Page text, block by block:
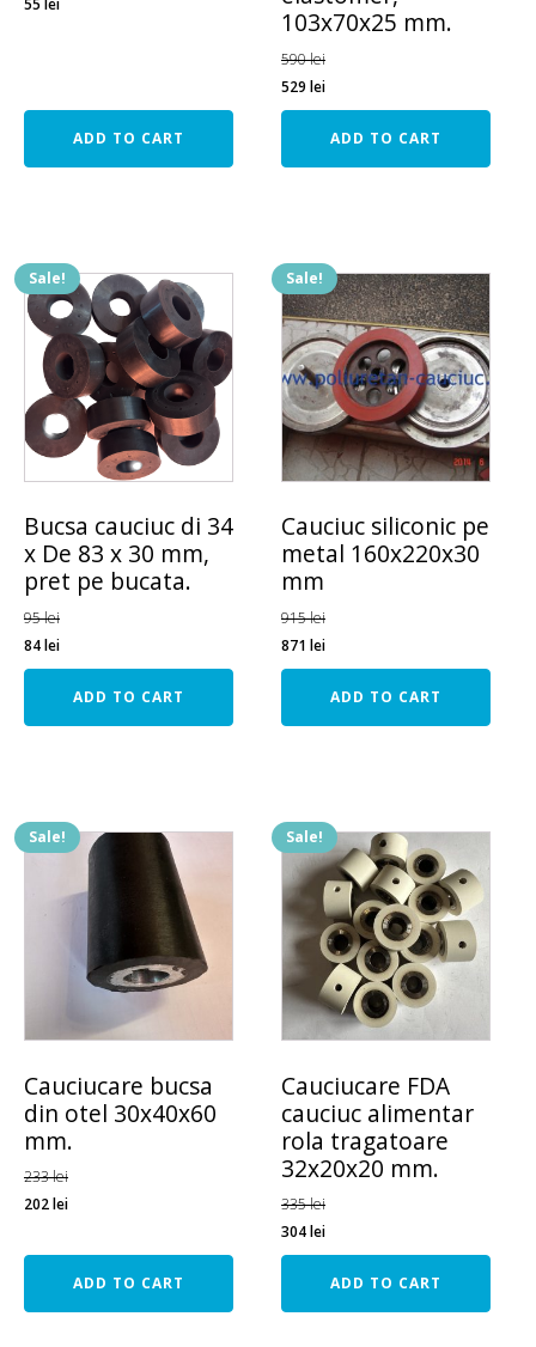
55 lei
ADD TO CART
103x70x25 mm.
590lei
529lei
ADD TO CART
Sale!
Bucsa cauciuc di 34
x De 83 x 30 mm,
pret pe bucata.
95lei
84lei
ADD TO CART
Sale!
Cauciuc siliconic pe
metal 160x220x30
mm
915lei
871lei
ADD TO CART
Sale!
Cauciucare bucsa
din otel 30x40x60
mm.
233lei
202lei
ADD TO CART
Sale!
Cauciucare FDA
cauciuc alimentar
rola tragatoare
32x20x20 mm.
335lei
304lei
ADD TO CART